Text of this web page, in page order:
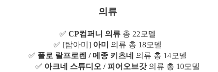
의류
✅ CP컴퍼니 의류 총 22모델
✅ [탑아미] 아미
의류 총 18모델
✅ 폴로 랄프로렌 / 메종 키츠네
의류 총 14모델
✅ 아크네 스튜디오 / 피어오브갓의류 총 10모델